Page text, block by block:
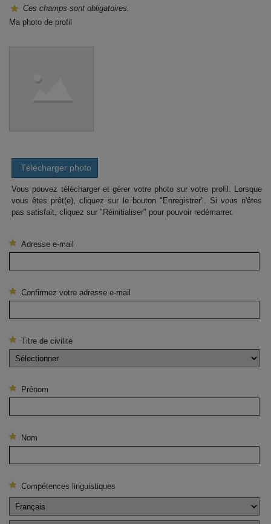
Ces champs sont obligatoires.
Ma photo de profil
Télécharger photo
Vous pouvez télécharger et gérer votre photo sur votre profil. Lorsque
vous êtes prêt(e), cliquez sur le bouton "Enregistrer". Si vous n'êtes
pas satisfait, cliquez sur "Réinitialiser" pour pouvoir redémarrer.
Adresse e-mail
Confirmez votre adresse e-mail
Titre de civilité
Prénom
Nom
Compétences linguistiques